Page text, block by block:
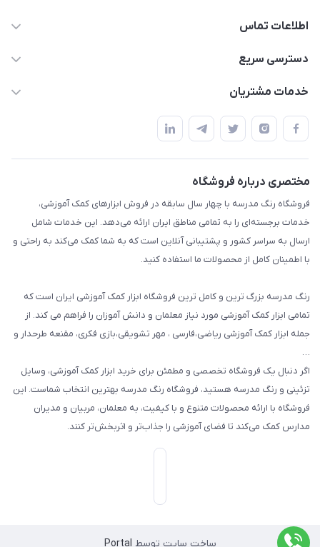
اطلاعات تماس
02136781755
دسترسی سریع
پلنر و دفتر
استایل معلم و دانش آموز
بازی و نمایش
تزئین کلاس
طرح های تشویقی
گیفت ها و جوایز
سایر محصولات
خدمات مشتریان
قوانین و مقررات
حریم خصوصی
مختصری درباره فروشگاه
فروشگاه رنگ مدرسه با چهار سال سابقه در فروش ابزارهای کمک آموزشی،
خدمات برجسته‌ای را به تمامی مناطق ایران ارائه می‌دهد. این خدمات شامل
ارسال به سراسر کشور و پشتیبانی آنلاین است که به شما کمک می‌کند به راحتی و
با اطمینان کامل از محصولات ما استفاده کنید.
رنگ مدرسه بزرگ ترین و کامل ترین فروشگاه ابزار کمک آموزشی ایران است که
تمامی ابزار کمک آموزشی مورد نیاز معلمان و دانش آموزان را فراهم می کند. از
جمله ابزار کمک آموزشی ریاضی،فارسی ، مهر تشویقی،بازی فکری، مقنعه طرحدار و
…
اگر دنبال یک فروشگاه تخصصی و مطمئن برای خرید ابزار کمک آموزشی، وسایل
تزئینی و رنگ مدرسه هستید، فروشگاه رنگ مدرسه بهترین انتخاب شماست. این
فروشگاه با ارائه محصولات متنوع و با کیفیت، به معلمان، مربیان و مدیران
مدارس کمک می‌کند تا فضای آموزشی را جذاب‌تر و اثربخش‌تر کنند.
ساخت سایت توسط Portal